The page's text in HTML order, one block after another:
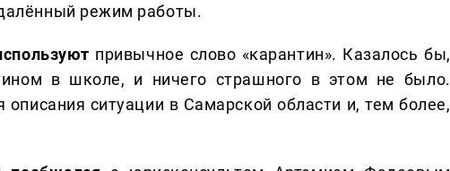
режим работы.
привычное слово «карантин». Казалось бы,
в школе, и ничего страшного в этом не было.
ситуации в Самарской области и, тем более,